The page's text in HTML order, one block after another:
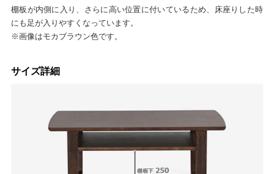
棚板が内側に入り、さらに高い位置に付いているため、床座りした時
にも足が入りやすくなっています。
※画像はモカブラウン色です。
サイズ詳細